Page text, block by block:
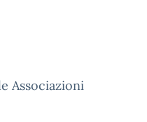
Associazioni